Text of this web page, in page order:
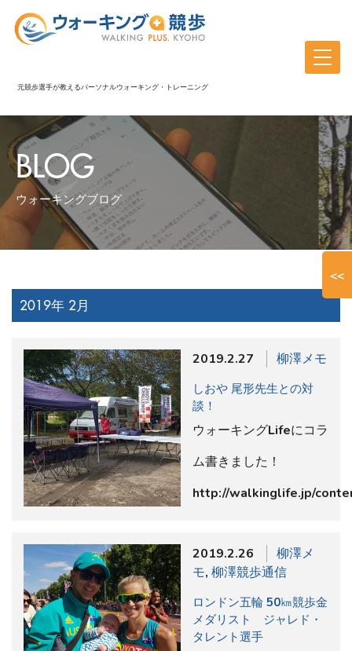
元競歩選手が教えるパーソナルウォーキング・トレーニング
BLOG
ウォーキングブログ
2019年 2月
2019.2.27 柳澤メモ
しおや 尾形先生との対
談！
ウォーキングLifeにコラ
ム書きました！
http://walkinglife.jp/
2019.2.26
柳澤メ
モ, 柳澤競歩通信
ロンドン五輪 50㎞競歩金
メダリスト ジャレド・
タレント選手
<<